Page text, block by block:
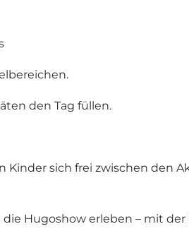
den Tag füllen.
Kinder sich frei zwischen den
Hugoshow erleben – mit der